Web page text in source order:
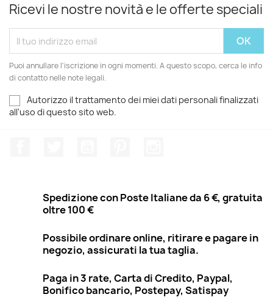
Ricevi le nostre novità e le offerte speciali
Puoi annullare l'iscrizione in ogni momenti. A questo scopo, cerca le info
di contatto nelle note legali.
Autorizzo il trattamento dei miei dati personali finalizzati
all'uso di questo sito web.
Spedizione con Poste Italiane da 6 €, gratuita
oltre 100 €
Possibile ordinare online, ritirare e pagare in
negozio, assicurati la tua taglia.
Paga in 3 rate, Carta di Credito, Paypal,
Bonifico bancario, Postepay, Satispay